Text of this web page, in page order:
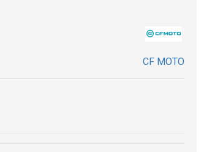
CF MOTO